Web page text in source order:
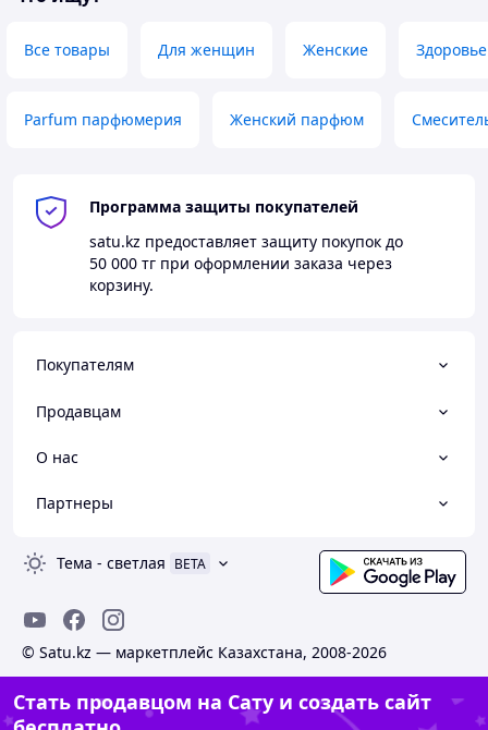
Все товары Для женщин Женские Здоровье
Parfum парфюмерия Женский парфюм
Программа защиты покупателей
satu.kz предоставляет защиту покупок до
50 000 тг при оформлении заказа через
корзину.
Покупателям
Продавцам
О нас
Партнеры
Тема - светлая BETA
© Satu.kz — маркетплейс Казахстана, 2008-2026
Стать продавцом на Сату и создать сайт